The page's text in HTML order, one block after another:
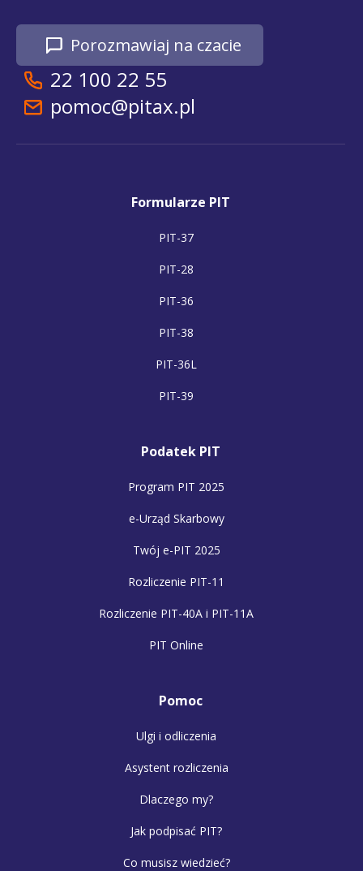
Porozmawiaj na czacie
22 100 22 55
pomoc@pitax.pl
Formularze PIT
PIT-37
PIT-28
PIT-36
PIT-38
PIT-36L
PIT-39
Podatek PIT
Program PIT 2025
e-Urząd Skarbowy
Twój e-PIT 2025
Rozliczenie PIT-11
Rozliczenie PIT-40A i PIT-11A
PIT Online
Pomoc
Ulgi i odliczenia
Asystent rozliczenia
Dlaczego my?
Jak podpisać PIT?
Co musisz wiedzieć?